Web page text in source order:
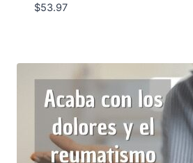
$53.97